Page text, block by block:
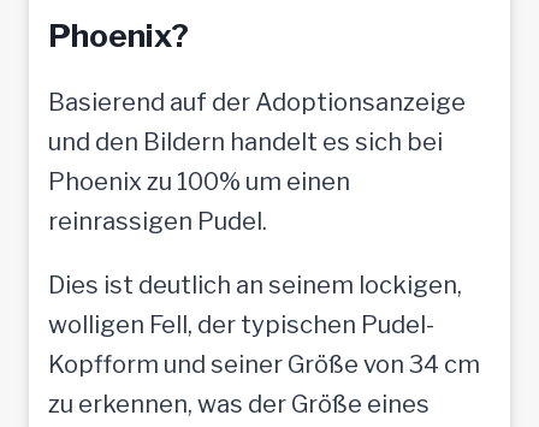
Phoenix?
Basierend auf der Adoptionsanzeige
und den Bildern handelt es sich bei
Phoenix zu 100% um einen
reinrassigen Pudel.
Dies ist deutlich an seinem lockigen,
wolligen Fell, der typischen Pudel-
Kopfform und seiner Größe von 34 cm
zu erkennen, was der Größe eines